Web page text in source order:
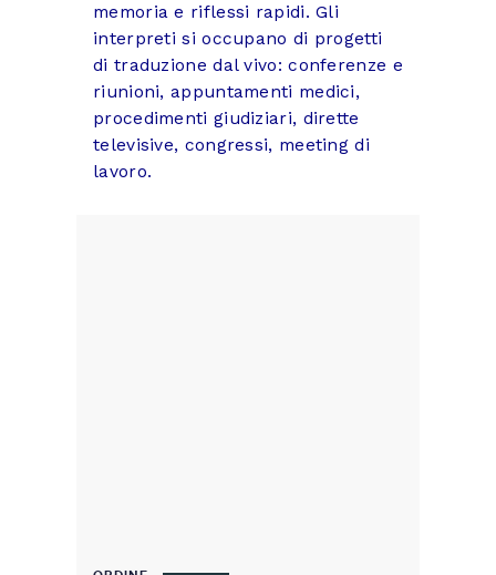
memoria e riflessi rapidi. Gli
interpreti si occupano di progetti
di traduzione dal vivo: conferenze e
riunioni, appuntamenti medici,
procedimenti giudiziari, dirette
televisive, congressi, meeting di
lavoro.